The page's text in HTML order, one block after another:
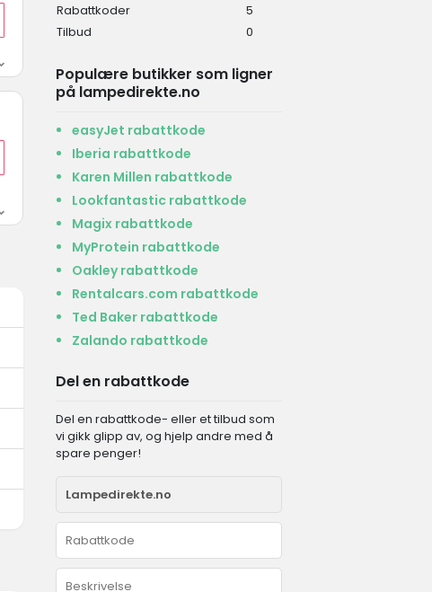
Rabattkoder
5
Tilbud
0
Populære butikker som ligner
på lampedirekte.no
easyJet rabattkode
Iberia rabattkode
Karen Millen rabattkode
Lookfantastic rabattkode
Magix rabattkode
MyProtein rabattkode
Oakley rabattkode
Rentalcars.com rabattkode
Ted Baker rabattkode
Zalando rabattkode
Del en rabattkode
Del en rabattkode- eller et tilbud som
vi gikk glipp av, og hjelp andre med å
spare penger!